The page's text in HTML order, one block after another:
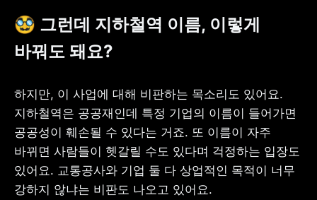
🥸 그런데 지하철역 이름, 이렇게
바꿔도 돼요?
하지만, 이 사업에 대해 비판하는 목소리도 있어요.
지하철역은 공공재인데 특정 기업의 이름이 들어가면
공공성이 훼손될 수 있다는 거죠. 또 이름이 자주
바뀌면 사람들이 헷갈릴 수도 있다며 걱정하는 입장도
있어요. 교통공사와 기업 둘 다 상업적인 목적이 너무
강하지 않냐는 비판도 나오고 있어요.